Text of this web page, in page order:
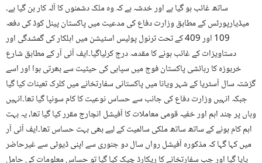
ساتھ غائب ہو گیا ہے اور خدشہ ہے کہ وہ ملک دشمنوں کا آلہ کار بن گیا ہے۔
میڈیارپورٹس کے مطابق وزارت دفاع کی مدعیت میں پاکستان پینل کوڈ کی دفعہ
109 اور 409 کے تحت ترنول پولیس اسٹیشن میں اہلکار کی گمشدگی اور
دستاویزات کے غائب ہونے کا مقدمہ درج کرلیاگیا۔ایف آئی آر کے مطابق شارع
خربوزہ کا رہائشی پاکستان فوج میں سپاہی کی حیثیت سے بھرتی ہوا اور اسے
گزشتہ سال آسٹریا کے شہر ویانا میں پاکستانی سفارتخانے میں کلرک تعینات کیا گیا
جبکہ انہیں وزارت دفاع کی جانب سے حساس نوعیت کا کام سونپا گیا تھا۔انہیں
وہاں پر چند اہم اور خفیہ قومی معاملات کا آفیشل انچارج مقرر کیا گیا تھا، یہ بہت
اہم کام ہونے کے ساتھ ساتھ ملکی سالمیت کے لیے بھی بہت حساس تھا۔ایف آئی آر
میں کہا گہا کہ مذکورہ آفیشل رواں سال دو جنوری سے اپنی ڈیوٹی سے غیرحاضر